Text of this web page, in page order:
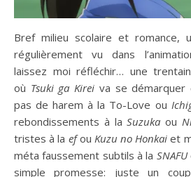
Bref milieu scolaire et romance,
régulièrement vu dans
laissez moi réfléchir… une
où Tsuki ga Kirei va se démarquer
pas de harem à la To-Love ou
rebondissements à laSuzuka ou
tristes à la efou Kuzu no Honkaiet
méta faussement subtils à la SNAFU
simple promesse: juste un